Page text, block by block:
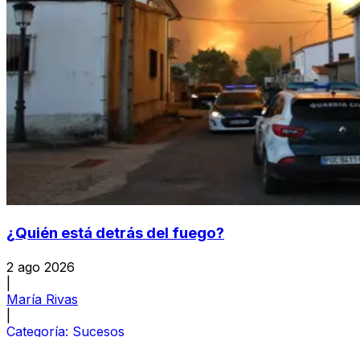
¿Quién está detrás del fuego?
2 ago 2026
María Rivas
Categoría: Sucesos